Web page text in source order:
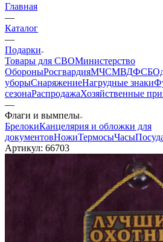
Главная
—
Каталог
—
Подарки
Товары для СВОМинистерство
ОбороныРосгвардияМЧСМВДФСБ
уборыСнаряжениеНагрудные знаки
сезонаРаспродажаХозяйственные
—
Флаги и вымпелы
БрелокиКанцелярия и обложки для
документовНожиТермосыЧасы
Артикул: 66703